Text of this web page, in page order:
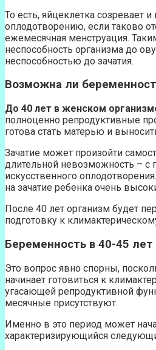
То есть, яйцеклетка созревает и
оплодотворению, если таково
ежемесячная менструация.
неспособность организма до
неспособностью до зачатия.
Возможна ли
До 40 лет в женском
полноценно репродуктивные
готова стать матерью и
Зачатие может произойти
длительной невозможность –
искусственного
на зачатие ребенка очень
После 40 лет организм будет
подготовку к
Беременность в 40-45
Это вопрос явно спорны,
начинает готовиться к
угасающей репродуктивной
месячные присутствуют.
Именно в это период может
характеризирующийся